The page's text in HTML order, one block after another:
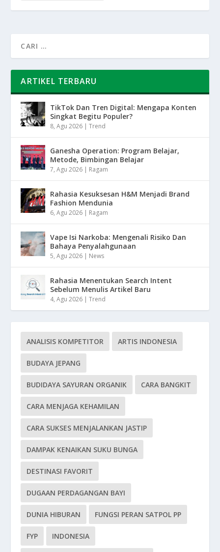
ARTIKEL TERBARU
TikTok Dan Tren Digital: Mengapa Konten
Singkat Begitu Populer?
8, Agu 2026 |Trend
Ganesha Operation: Program Belajar,
Metode, Bimbingan Belajar
7, Agu 2026 | Ragam
Rahasia Kesuksesan H&M Menjadi Brand
Fashion Mendunia
6, Agu 2026 | Ragam
Vape Isi Narkoba: Mengenali Risiko Dan
Bahaya Penyalahgunaan
5, Agu 2026 | News
Rahasia Menentukan Search Intent
Sebelum Menulis Artikel Baru
4, Agu 2026 |Trend
ANALISIS KOMPETITOR ARTIS INDONESIA
BUDAYA JEPANG
BUDIDAYA SAYURAN ORGANIK CARA BANGKIT
CARA MENJAGA KEHAMILAN
CARA SUKSES MENJALANKAN JASTIP
DAMPAK KENAIKAN SUKU BUNGA
DESTINASI FAVORIT
DUGAAN PERDAGANGAN BAYI
DUNIA HIBURAN FUNGSI PERAN SATPOL PP
FYP INDONESIA